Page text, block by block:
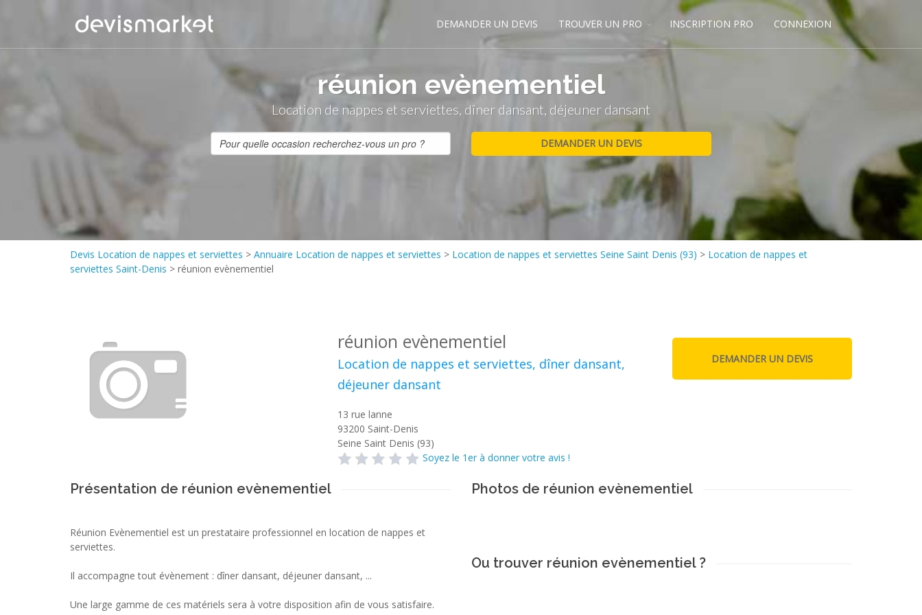
DEMANDER UN DEVIS TROUVER UN PRO INSCRIPTION PRO CONNEXION
réunion evènementiel
Location de nappes et serviettes, dîner dansant, déjeuner dansant
Devis Location de nappes et serviettes > Annuaire Location de nappes et serviettes > Location de nappes et serviettes Seine Saint Denis (93) > Location de nappes et
serviettes Saint-Denis > réunion evènementiel
réunion evènementiel
Location de nappes et serviettes, dîner dansant,
déjeuner dansant
13 rue lanne
93200 Saint-Denis
Seine Saint Denis (93)
Soyez le 1er à donner votre avis !
Présentation de réunion evènementiel
Réunion Evènementiel est un prestataire professionnel en location de nappes et
serviettes.
Il accompagne tout évènement : dîner dansant, déjeuner dansant, ...
Une large gamme de ces matériels sera à votre disposition afin de vous satisfaire.
Photos de réunion evènementiel
Ou trouver réunion evènementiel ?